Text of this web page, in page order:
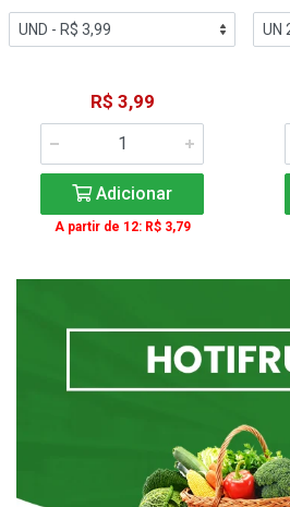
R$ 3,99
Adicionar
A partir de 12: R$ 3,79